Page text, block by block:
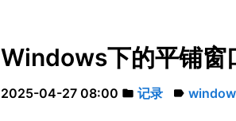
Windows下的平铺
2025-04-27 08:00 folder 记录 label